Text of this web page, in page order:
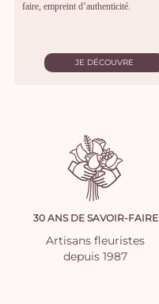
faire, empreint d’authenticité.
JE DÉCOUVRE
30 ANS DE SAVOIR-FAIRE
Artisans fleuristes
depuis 1987